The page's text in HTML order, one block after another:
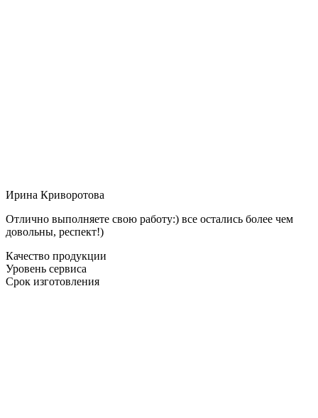
Ирина Криворотова
Отлично выполняете свою работу:) все остались более чем
довольны, респект!)
Качество продукции
Уровень сервиса
Срок изготовления